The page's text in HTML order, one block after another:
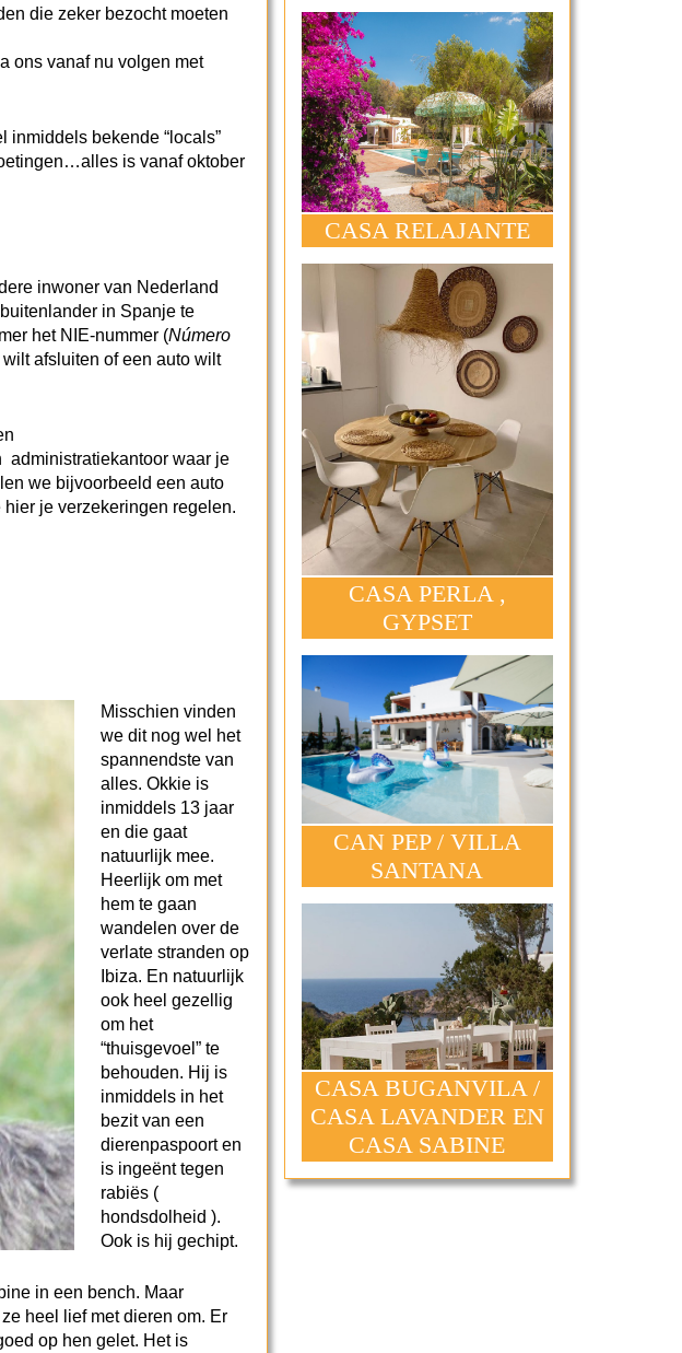
die zeker bezocht moeten
ons vanaf nu volgen met
inmiddels bekende “locals”
is vanaf oktober
inwoner van Nederland
in Spanje te
het NIE-nummer (Número
afsluiten of een auto wilt
administratiekantoor waar je
we bijvoorbeeld een auto
je verzekeringen regelen.
Misschien vinden
we dit nog wel het
spannendste van
alles. Okkie is
inmiddels 13 jaar
en die gaat
natuurlijk mee.
Heerlijk om met
hem te gaan
wandelen over de
verlate stranden op
Ibiza. En natuurlijk
ook heel gezellig
om het
“thuisgevoel” te
behouden. Hij is
inmiddels in het
bezit van een
dierenpaspoort en
is ingeënt tegen
rabiës (
hondsdolheid ).
Ook is hij gechipt.
in een bench. Maar
heel lief met dieren om. Er
op hen gelet. Het is
CASA RELAJANTE
CASA PERLA ,
GYPSET
CAN PEP / VILLA
SANTANA
CASA BUGANVILA /
CASA LAVANDER EN
CASA SABINE